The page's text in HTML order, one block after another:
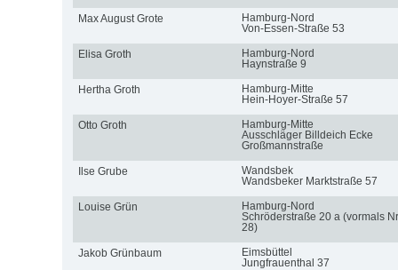
Max August Grote
Hamburg-Nord
Von-Essen-Straße 53
Elisa Groth
Hamburg-Nord
Haynstraße 9
Hertha Groth
Hamburg-Mitte
Hein-Hoyer-Straße 57
Otto Groth
Hamburg-Mitte
Ausschläger Billdeich Ecke
Großmannstraße
Ilse Grube
Wandsbek
Wandsbeker Marktstraße 57
Louise Grün
Hamburg-Nord
Schröderstraße 20 a (vormals
28)
Jakob Grünbaum
Eimsbüttel
Jungfrauenthal 37